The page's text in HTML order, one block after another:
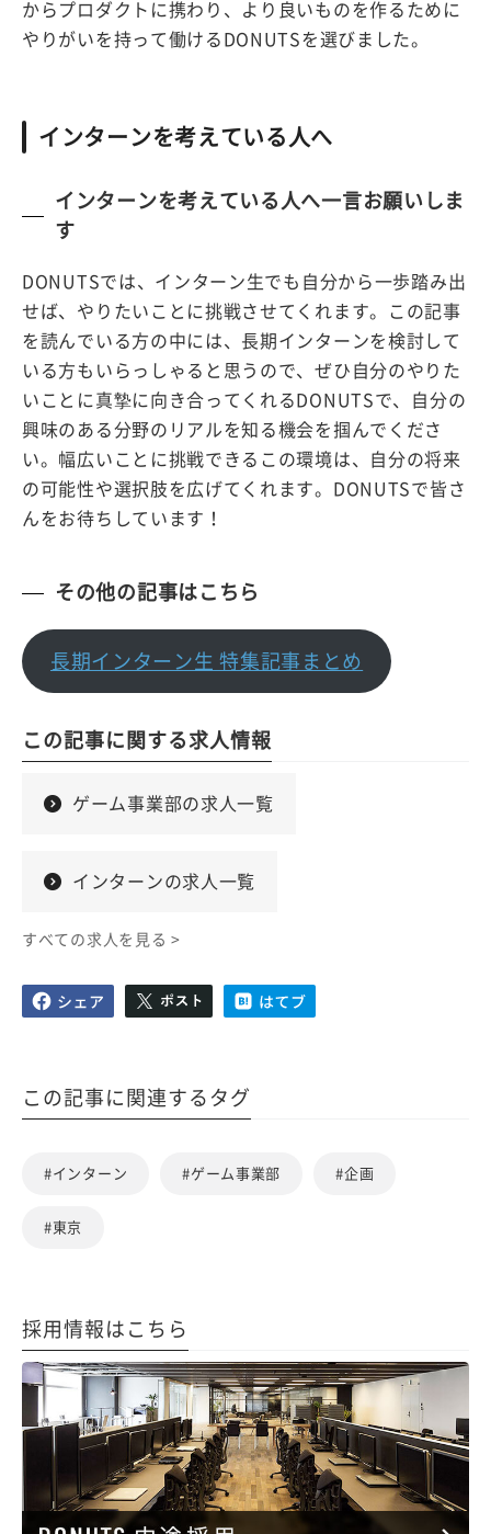
からプロダクトに携わり、より良いものを作るために
やりがいを持って働けるDONUTSを選びました。
インターンを考えている人へ
インターンを考えている人へ一言お願いしま
す
DONUTSでは、インターン生でも自分から一歩踏み出
せば、やりたいことに挑戦させてくれます。この記事
を読んでいる方の中には、長期インターンを検討して
いる方もいらっしゃると思うので、ぜひ自分のやりた
いことに真摯に向き合ってくれるDONUTSで、自分の
興味のある分野のリアルを知る機会を掴んでくださ
い。幅広いことに挑戦できるこの環境は、自分の将来
の可能性や選択肢を広げてくれます。DONUTSで皆さ
んをお待ちしています！
その他の記事はこちら
長期インターン生 特集記事まとめ
この記事に関する求人情報
ゲーム事業部の求人一覧
インターンの求人一覧
すべての求人を見る >
この記事に関連するタグ
#インターン #ゲーム事業部 #企画
#東京
採用情報はこちら